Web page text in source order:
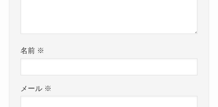
名前 ※
メール ※